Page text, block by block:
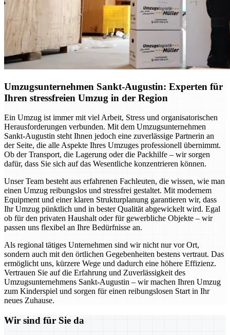
Umzugsunternehmen Sankt-Augustin: Experten für
Ihren stressfreien Umzug in der Region
Ein Umzug ist immer mit viel Arbeit, Stress und organisatorischen
Herausforderungen verbunden. Mit dem Umzugsunternehmen
Sankt-Augustin steht Ihnen jedoch eine zuverlässige Partnerin an
der Seite, die alle Aspekte Ihres Umzuges professionell übernimmt.
Ob der Transport, die Lagerung oder die Packhilfe – wir sorgen
dafür, dass Sie sich auf das Wesentliche konzentrieren können.
Unser Team besteht aus erfahrenen Fachleuten, die wissen, wie man
einen Umzug reibungslos und stressfrei gestaltet. Mit modernem
Equipment und einer klaren Strukturplanung garantieren wir, dass
Ihr Umzug pünktlich und in bester Qualität abgewickelt wird. Egal
ob für den privaten Haushalt oder für gewerbliche Objekte – wir
passen uns flexibel an Ihre Bedürfnisse an.
Als regional tätiges Unternehmen sind wir nicht nur vor Ort,
sondern auch mit den örtlichen Gegebenheiten bestens vertraut. Das
ermöglicht uns, kürzere Wege und dadurch eine höhere Effizienz.
Vertrauen Sie auf die Erfahrung und Zuverlässigkeit des
Umzugsunternehmens Sankt-Augustin – wir machen Ihren Umzug
zum Kinderspiel und sorgen für einen reibungslosen Start in Ihr
neues Zuhause.
Wir sind für Sie da